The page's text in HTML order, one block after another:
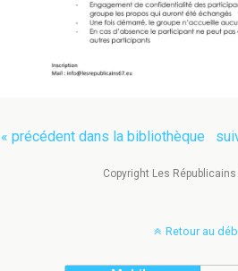
« précédent dans la bibliothèque
Copyright Les
Retour au